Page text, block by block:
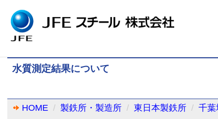
水質測定結果について
HOME 製鉄所・製造所 東日本製鉄所
千葉